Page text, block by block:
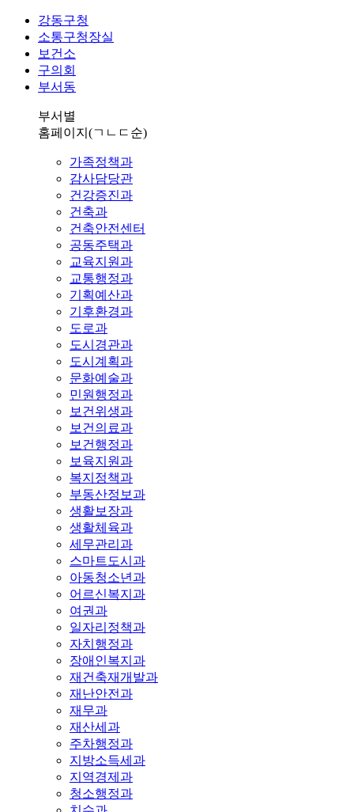
강동구청
소통구청장실
보건소
구의회
부서동
부서별
홈페이지 (ㄱㄴㄷ순)
가족정책과
감사담당관
건강증진과
건축과
건축안전센터
공동주택과
교육지원과
교통행정과
기획예산과
기후환경과
도로과
도시경관과
도시계획과
문화예술과
민원행정과
보건위생과
보건의료과
보건행정과
보육지원과
복지정책과
부동산정보과
생활보장과
생활체육과
세무관리과
스마트도시과
아동청소년과
어르신복지과
여권과
일자리정책과
자치행정과
장애인복지과
재건축재개발과
재난안전과
재무과
재산세과
주차행정과
지방소득세과
지역경제과
청소행정과